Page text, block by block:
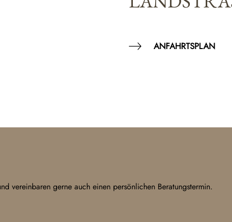
ANFAHRTSPLAN
vereinbaren gerne auch einen persönlichen Beratungstermin.